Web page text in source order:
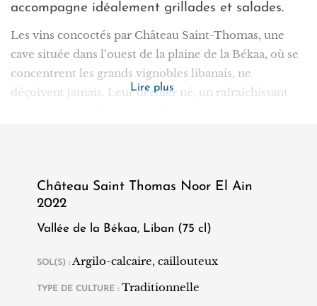
accompagne idéalement grillades et salades.
Les vins concoctés par Château Saint-Thomas, une
cave située dans l’ouest de la plaine de la Békaa, où se
concentrent les grands vignobles libanais, ne
déçoivent jamais. Leur dernier né, un rafraîchissant
gourmand propose une jolie matière en bouche : les
marient à des sensations de fruits à chair blanche.
boire et sans prise de tête, il est idéal en apéritif de
même qu’il accompagne merveilleusement grillades
Lire plus
Château Saint Thomas Noor El Ain
2022
Vallée de la Békaa, Liban (75 cl)
SOL(S) : Argilo-calcaire, caillouteux
TYPE DE CULTURE : Traditionnelle